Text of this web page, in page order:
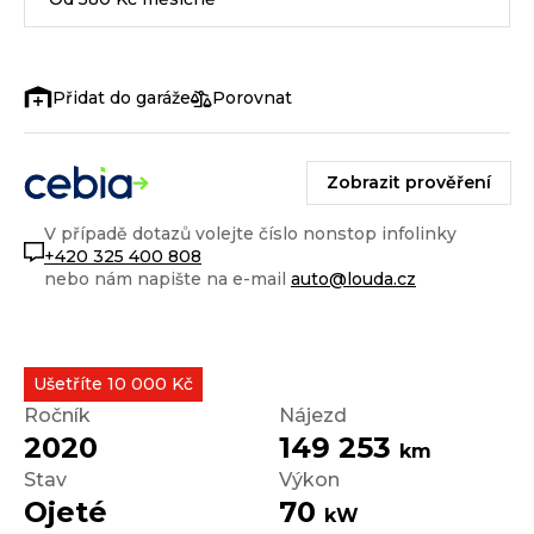
Ušetříte 10 000 Kč
Ročník
2020
Nájezd
149 253 km
Stav
Ojeté
Výkon
70 kW
Porovnat
Zobrazit prověření
V případě dotazů volejte číslo nonstop infolinky
+420 325 400 808
nebo nám napište na e-mail auto@louda.cz